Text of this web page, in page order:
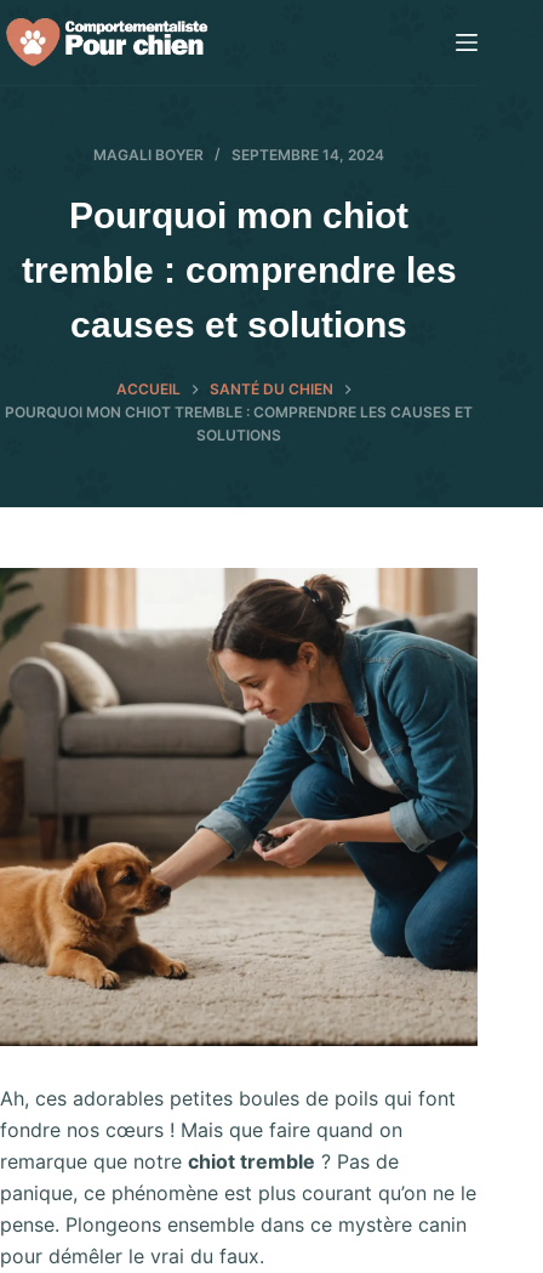
Passer
au
MAGALI BOYER SEPTEMBRE 14, 2024
Pourquoi mon chiot
tremble : comprendre les
causes et solutions
ACCUEIL
SANTÉ DU CHIEN
POURQUOI MON CHIOT TREMBLE : COMPRENDRE LES CAUSES ET
SOLUTIONS
Ah, ces adorables petites boules de poils qui font
fondre nos cœurs ! Mais que faire quand on
remarque que notre chiot tremble ? Pas de
panique, ce phénomène est plus courant qu’on ne le
pense. Plongeons ensemble dans ce mystère canin
pour démêler le vrai du faux.